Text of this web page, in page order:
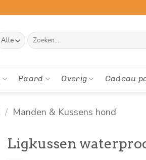
Zoeken
naar:
Paard Overig Cadeau
/ Manden & Kussens hond
Ligkussen